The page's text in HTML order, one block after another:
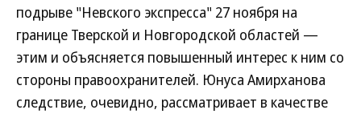
подрыве "Невского экспресса" 27 ноября на
границе Тверской и Новгородской областей —
этим и объясняется повышенный интерес к ним со
стороны правоохранителей. Юнуса Амирханова
следствие, очевидно, рассматривает в качестве